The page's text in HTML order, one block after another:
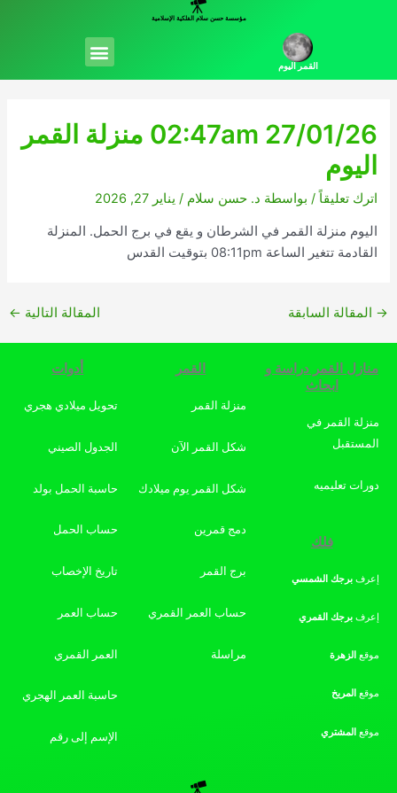
مؤسسة حسن سلام الفلكية الإسلامية
القمر اليوم
Menu
02:47am 27/01/26 منزلة القمر
اليوم
اترك تعليقاً / بواسطة د. حسن سلام/ يناير 27, 2026
اليوم منزلة القمر في الشرطان و يقع في برج الحمل. المنزلة
القادمة تتغير الساعة 08:11pm بتوقيت القدس
→ المقالة السابقة المقالة التالية ←
منازل القمر دراسة و
ابحاث
منزلة القمر في
المستقبل
دورات تعليميه
فلك
إعرف برجك الشمسي
إعرف برجك القمري
موقع الزهرة
موقع المريخ
موقع المشتري
القمر
منزلة القمر
شكل القمر الآن
شكل القمر يوم ميلادك
دمج قمرين
برج القمر
حساب العمر القمري
مراسلة
أدوات
تحويل ميلادي هجري
الجدول الصيني
حاسبة الحمل بولد
حساب الحمل
تاريخ الإخصاب
حساب العمر
العمر القمري
حاسبة العمر الهجري
الإسم إلى رقم